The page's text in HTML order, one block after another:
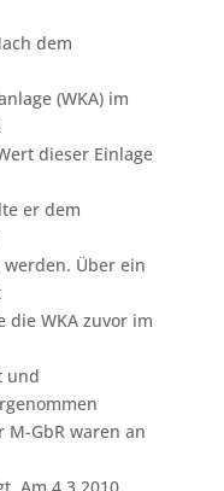
dem
(WKA) im
dieser Einlage
er dem
Über ein
die WKA zuvor im
und
M-GbR waren an